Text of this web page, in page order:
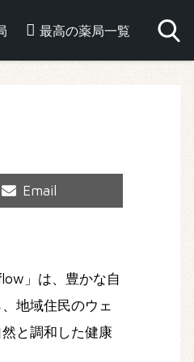
最高の薬局一覧
Share
Email
」は、豊かな自
地域住民のウェ
と調和した健康